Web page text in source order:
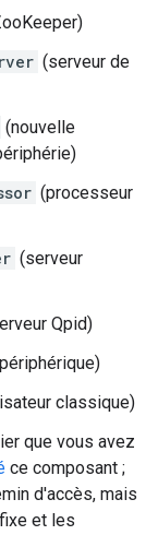
(serveur de
(nouvelle
(processeur
(serveur
Qpid)
classique)
que vous avez
ce composant ;
d'accès, mais
et les